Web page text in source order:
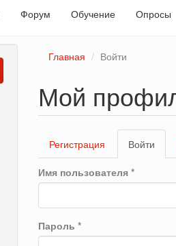
Форум Обучение Опросы
Главная Войти
Мой
Главные
вкладки
Регистрация Войти
Имя пользователя *
Пароль *